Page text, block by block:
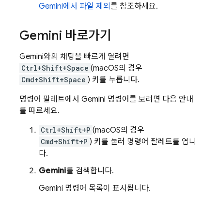
Gemini에서 파일 제외 를 참조하세요.
Gemini 바로가기
Gemini와의 채팅을 빠르게 열려면
Ctrl+Shift+Space (macOS의 경우
Cmd+Shift+Space ) 키를 누릅니다.
명령어 팔레트에서 Gemini 명령어를 보려면 다음 안내
를 따르세요.
Ctrl+Shift+P (macOS의 경우
Cmd+Shift+P ) 키를 눌러 명령어 팔레트를 엽니
다.
Gemini를 검색합니다.
Gemini 명령어 목록이 표시됩니다.